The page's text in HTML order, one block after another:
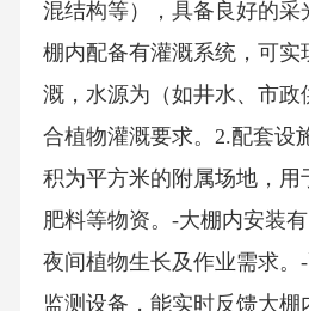
混结构等），具备良好的采
棚内配备有灌溉系统，可实
溉，水源为（如井水、市政
合植物灌溉要求。2.配套设
积为平方米的附属场地，用
肥料等物资。-大棚内安装
夜间植物生长及作业需求。
监测设备，能实时反馈大